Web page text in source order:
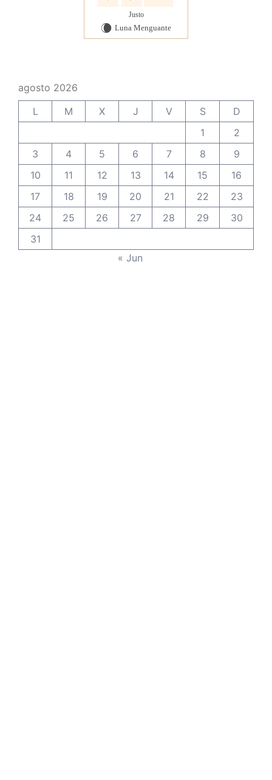
Justo
W Luna Menguante
agosto 2026
L
M X J V S
D
1
2
3
4 5 6 7 8
9
10
11 12 13 14 15
16
17
18 19 20 21 22
23
24
25 26 27 28 29
30
31
« Jun